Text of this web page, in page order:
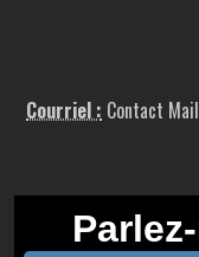
Courriel : Contact Mail